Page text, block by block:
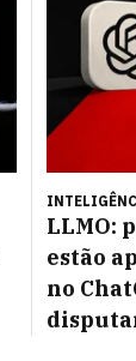
LLMO:
estão
no